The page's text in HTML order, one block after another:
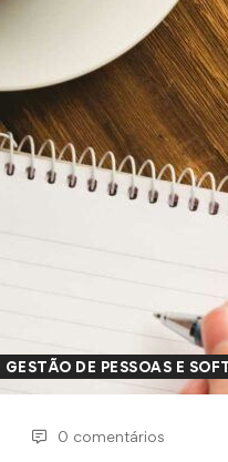
GESTÃO DE PESSOAS E
0 comentários